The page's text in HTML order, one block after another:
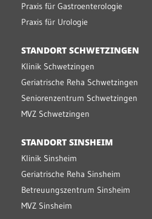
Praxis für Gastroenterologie
Praxis für Urologie
STANDORT SCHWETZINGEN
Klinik Schwetzingen
Geriatrische Reha Schwetzingen
Seniorenzentrum Schwetzingen
MVZ Schwetzingen
STANDORT SINSHEIM
Klinik Sinsheim
Geriatrische Reha Sinsheim
Betreuungszentrum Sinsheim
MVZ Sinsheim